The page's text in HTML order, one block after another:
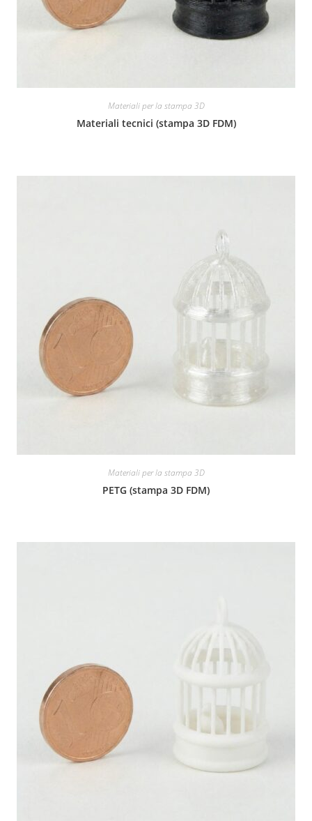
Materiali per la stampa 3D
Materiali tecnici (stampa 3D FDM)
Materiali per la stampa 3D
PETG (stampa 3D FDM)